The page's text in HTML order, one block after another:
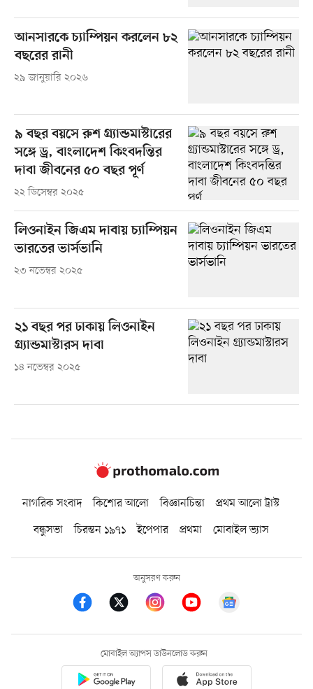
আনসারকে চ্যাম্পিয়ন করলেন ৮২
বছরের রানী
২৯ জানুয়ারি ২০২৬
৯ বছর বয়সে রুশ গ্র্যান্ডমাস্টারের
সঙ্গে ড্র, বাংলাদেশ কিংবদন্তির
দাবা জীবনের ৫০ বছর পূর্ণ
২২ ডিসেম্বর ২০২৫
লিওনাইন জিএম দাবায় চ্যাম্পিয়ন
ভারতের ভার্সভানি
২৩ নভেম্বর ২০২৫
২১ বছর পর ঢাকায় লিওনাইন
গ্র্যান্ডমাস্টারস দাবা
১৪ নভেম্বর ২০২৫
নাগরিক সংবাদ কিশোর আলো বিজ্ঞানচিন্তা
প্রথম আলো ট্রাস্ট
বন্ধুসভা
চিরন্তন ১৯৭১ ইপেপার প্রথমা মোবাইল ভ্যাস
অনুসরণ করুন
মোবাইল অ্যাপস ডাউনলোড করুন